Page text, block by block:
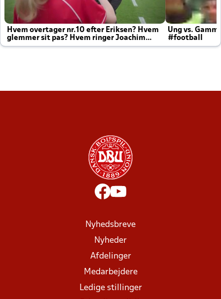
Hvem overtager nr.10 efter Eriksen? Hvem
glemmer sit pas? Hvem ringer Joachim
altid til efter kampe?
Ung vs.
#football
Nyhedsbreve
Nyheder
Afdelinger
Medarbejdere
Ledige stillinger